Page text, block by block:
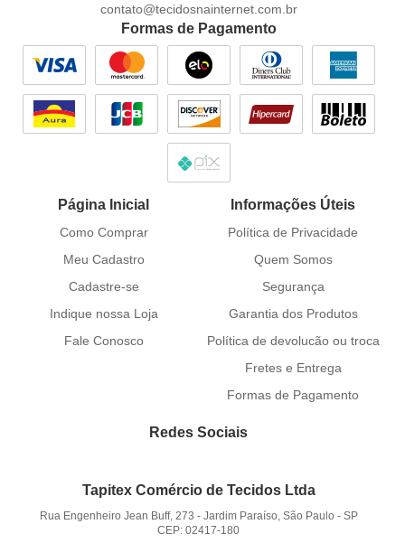
contato@tecidosnainternet.com.br
Formas de Pagamento
Página Inicial
Como Comprar
Meu Cadastro
Cadastre-se
Indique nossa Loja
Fale Conosco
Informações Úteis
Política de Privacidade
Quem Somos
Segurança
Garantia dos Produtos
Política de devolucão ou troca
Fretes e Entrega
Formas de Pagamento
Redes Sociais
Tapitex Comércio de Tecidos Ltda
Rua Engenheiro Jean Buff, 273 - Jardim Paraíso, São Paulo - SP
CEP: 02417-180